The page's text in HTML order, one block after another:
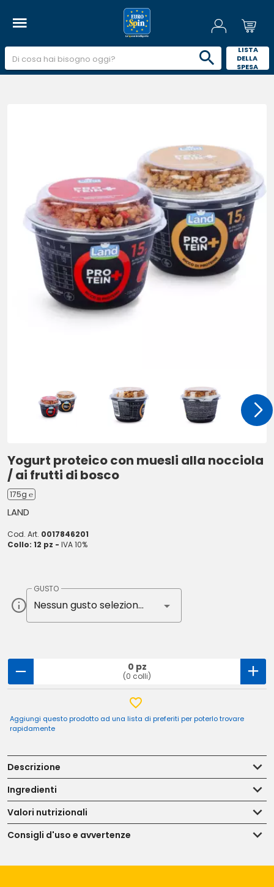
LISTA
DELLA
SPESA
Yogurt proteico con muesli alla nocciola
/ ai frutti di bosco
175g ℮
LAND
Cod. Art. 0017846201
Collo: 12 pz - IVA 10%
GUSTO
Nessun gusto selezionato
0 pz
(0 colli)
Aggiungi questo prodotto ad una lista di preferiti per poterlo trovare
rapidamente
Descrizione
Ingredienti
Valori nutrizionali
Consigli d'uso e avvertenze